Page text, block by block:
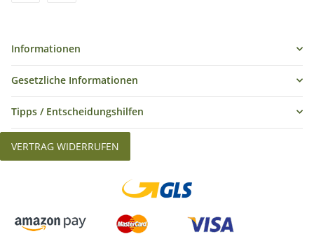
Informationen
Gesetzliche Informationen
Tipps / Entscheidungshilfen
VERTRAG WIDERRUFEN